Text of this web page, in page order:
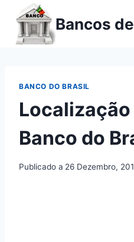
para
Bancos
BANCO DO BRASIL
Banco do
Publicado a 26 Dezembro,